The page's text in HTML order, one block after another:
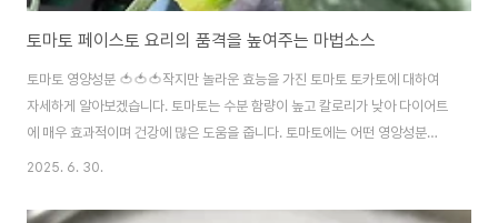
토마토 페이스토 요리의 품격을 높여주는 마법소스
토마토 영양성분 🍅🍅🍅작지만 놀라운 효능을 가진 토마토 토카토에 대하여
자세하게 알아보겠습니다. 토마토는 수분 함량이 높고 칼로리가 낮아 다이어트
에 매우 효과적이며 건강에 많은 도움을 줍니다. 토마토에는 어떤 영앙성분이
있는지 알아봅니다.🍅 라이코펜 (Lycopene): 토마토의 붉은색을 내는 주요
며, 특히 전립선암 예방에 효과적이라고 알려져 있습니다. 가열했을 때 흡수율
2025. 6. 30.